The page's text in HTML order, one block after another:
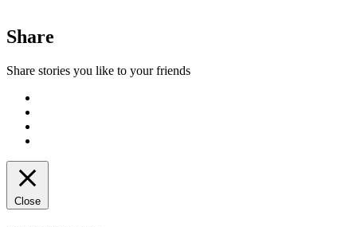
Share
Share stories you like to your friends
Close